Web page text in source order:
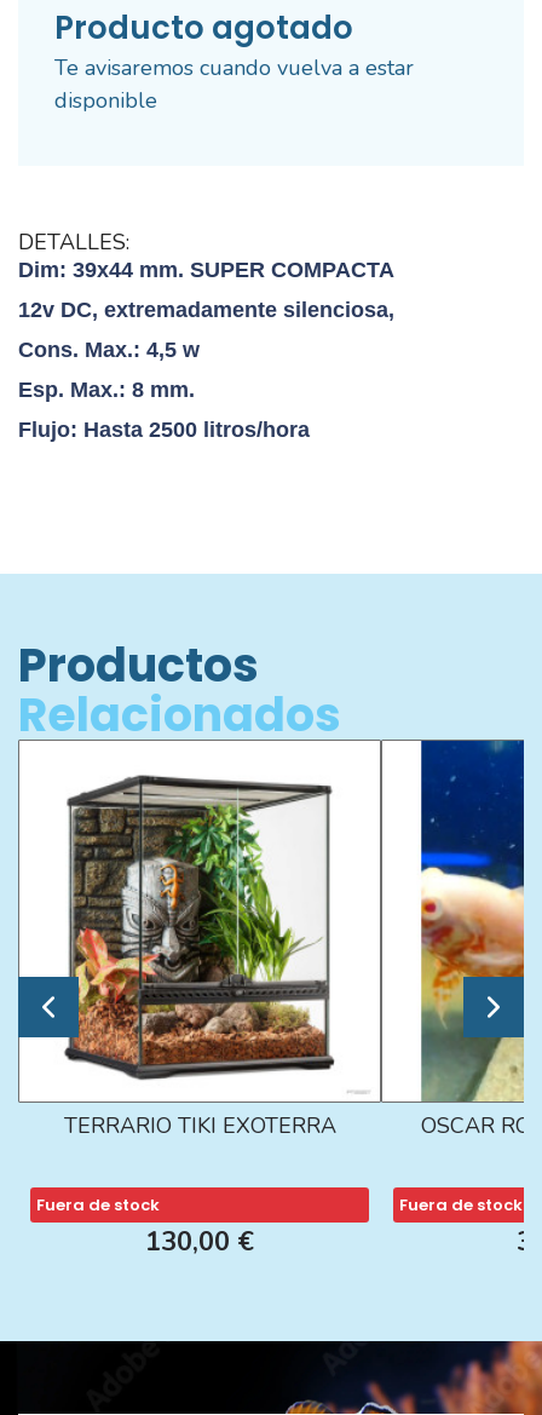
Producto agotado
Te avisaremos cuando vuelva a estar
disponible
DETALLES:
Dim: 39x44 mm. SUPER COMPACTA
12v DC, extremadamente silenciosa,
Cons. Max.: 4,5 w
Esp. Max.: 8 mm.
Flujo: Hasta 2500 litros/hora
Productos
Relacionados
TERRARIO TIKI EXOTERRA
Fuera de stock
130,00 €
OSCAR
Fuera de stock